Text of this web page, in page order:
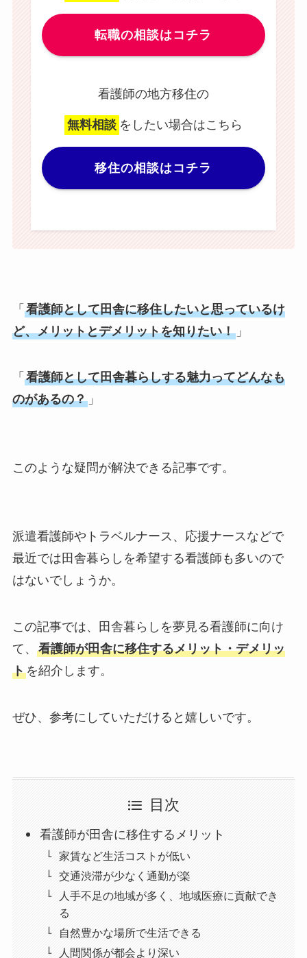
転職の相談はコチラ
看護師の地方移住の
無料相談 をしたい場合はこちら
移住の相談はコチラ
「 看護師として田舎に移住したいと思っているけ
ど、メリットとデメリットを知りたい！」
「 看護師として田舎暮らしする魅力ってどんなも
のがあるの？」
このような疑問が解決できる記事です。
派遣看護師やトラベルナース、応援ナースなどで
最近では田舎暮らしを希望する看護師も多いので
はないでしょうか。
この記事では、田舎暮らしを夢見る看護師に向け
て、 看護師が田舎に移住するメリット・デメリッ
トを紹介します。
ぜひ、参考にしていただけると嬉しいです。
目次
看護師が田舎に移住するメリット
家賃など生活コストが低い
交通渋滞が少なく通勤が楽
人手不足の地域が多く、地域医療に貢献でき
る
自然豊かな場所で生活できる
人間関係が都会より深い